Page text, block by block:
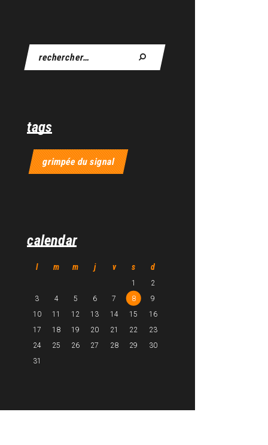
tags
grimpée du signal
calendar
l m m j v s d
1
2
3
4 5 6 7 8
9
10
11 12 13 14 15
16
17
18 19 20 21 22
23
24
25 26 27 28 29
30
31